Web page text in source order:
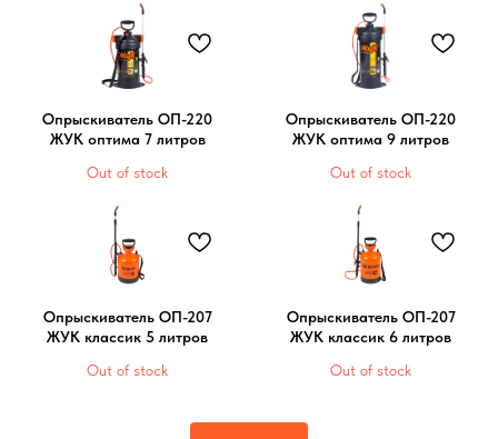
Опрыскиватель ОП-220
ЖУК оптима 7 литров
Out of stock
Опрыскиватель ОП-220
ЖУК оптима 9 литров
Out of stock
Опрыскиватель ОП-207
ЖУК классик 5 литров
Out of stock
Опрыскиватель ОП-207
ЖУК классик 6 литров
Out of stock